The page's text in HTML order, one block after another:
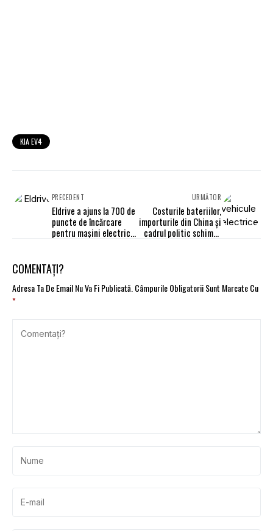
KIA EV4
PRECEDENT
Eldrive a ajuns la 700 de
puncte de încărcare
pentru mașini electrice
URMĂTOR
Costurile bateriilor,
importurile din China și
cadrul politic schimbă
COMENTAȚI?
Adresa Ta De Email Nu Va Fi Publicată. Câmpurile Obligatorii Sunt Marcate Cu
*